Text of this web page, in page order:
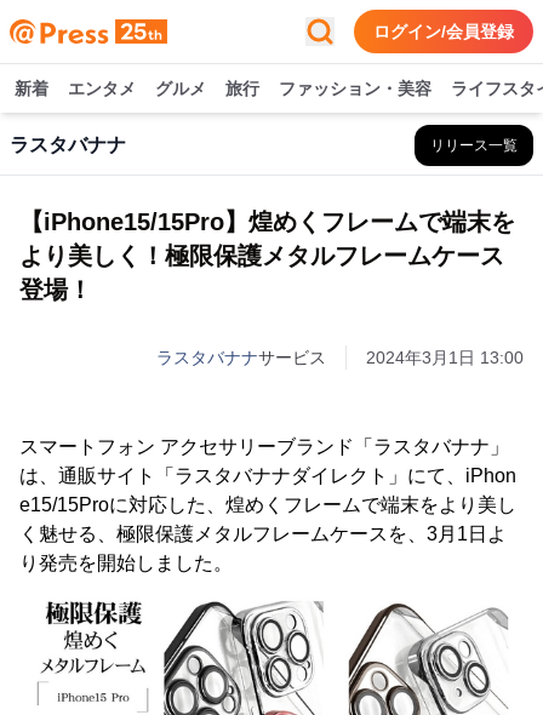
ログイン/会員登録
新着 エンタメ グルメ 旅行 ファッション・美容 ライフスタ
ラスタバナナ リリース一覧
【iPhone15/15Pro】煌めくフレームで端末を
より美しく！極限保護メタルフレームケース
登場！
ラスタバナナサービス 2024年3月1日 13:00
スマートフォン アクセサリーブランド「ラスタバナナ」
は、通販サイト「ラスタバナナダイレクト」にて、iPhon
e15/15Proに対応した、煌めくフレームで端末をより美し
く魅せる、極限保護メタルフレームケースを、3月1日よ
り発売を開始しました。